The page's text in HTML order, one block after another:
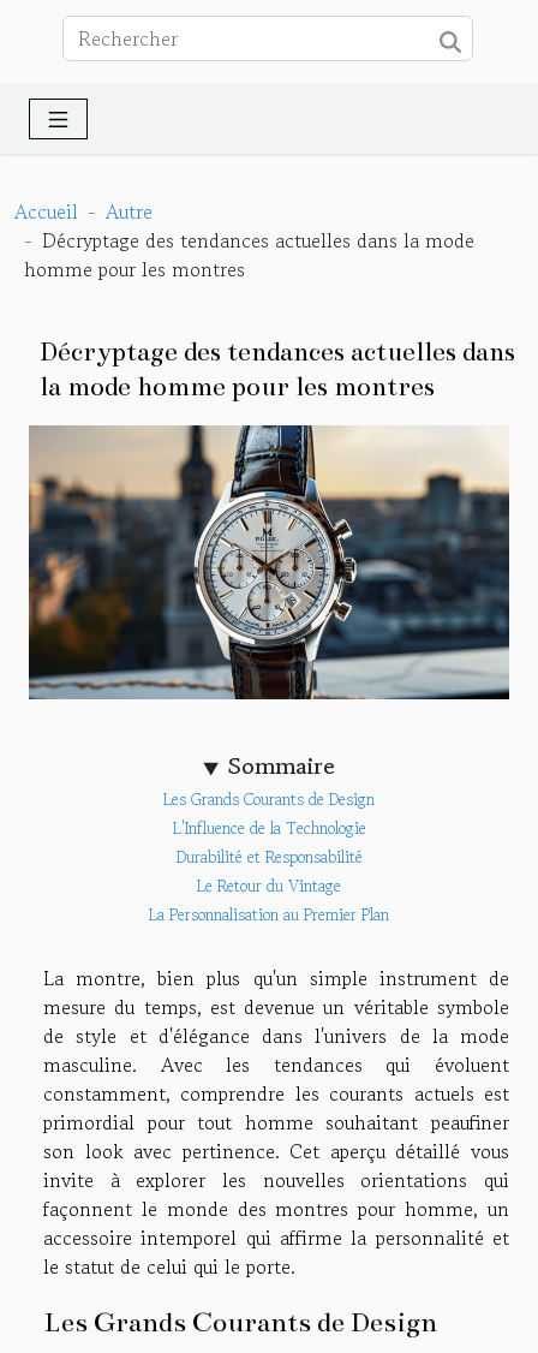
Accueil
Autre
Décryptage des tendances actuelles dans la mode
homme pour les montres
Décryptage des tendances actuelles dans
la mode homme pour les montres
Sommaire
Les Grands Courants de Design
L'Influence de la Technologie
Durabilité et Responsabilité
Le Retour du Vintage
La Personnalisation au Premier Plan
La montre, bien plus qu'un simple instrument de
mesure du temps, est devenue un véritable symbole
de style et d'élégance dans l'univers de la mode
masculine. Avec les tendances qui évoluent
constamment, comprendre les courants actuels est
primordial pour tout homme souhaitant peaufiner
son look avec pertinence. Cet aperçu détaillé vous
invite à explorer les nouvelles orientations qui
façonnent le monde des montres pour homme, un
accessoire intemporel qui affirme la personnalité et
le statut de celui qui le porte.
Les Grands Courants de Design